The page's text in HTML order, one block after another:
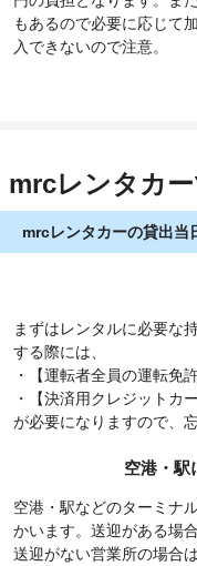
もあるので必要に応じて
入できないので注意。
mrcレンタカ
mrcレンタカーの貸出当
まずはレンタルに必要な
する際には、
・【運転者全員の運転免許
・【決済用クレジットカー
が必要になりますので、
空港・駅
空港・駅などのターミナ
かいます。送迎がある場
送迎がない営業所の場合